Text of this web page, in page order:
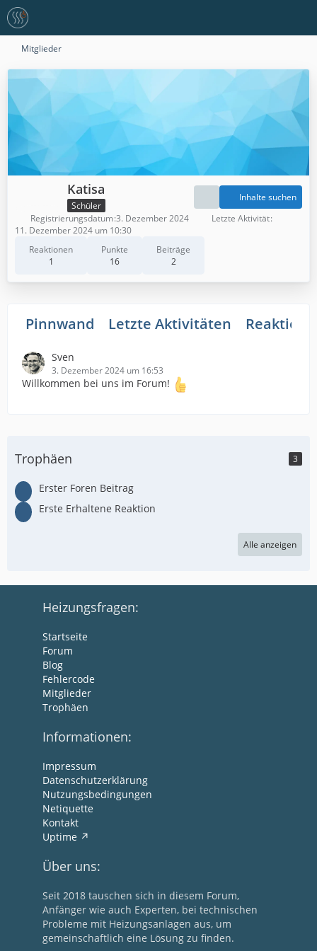
Mitglieder
Katisa
Schüler
Reaktionen
1
Punkte
16
Beiträge
2
Inhalte suchen
Registrierungsdatum 3. Dezember 2024
Letzte Aktivität
11. Dezember 2024 um 10:30
Pinnwand Letzte Aktivitäten
Sven
3. Dezember 2024 um 16:53
Willkommen bei uns im Forum!
Trophäen 3
Erster Foren Beitrag
Erste Erhaltene Reaktion
Alle anzeigen
Heizungsfragen:
Startseite
Forum
Blog
Fehlercode
Mitglieder
Trophäen
Informationen:
Impressum
Datenschutzerklärung
Nutzungsbedingungen
Netiquette
Kontakt
Uptime
Über uns:
Seit 2018 tauschen sich in diesem Forum,
Anfänger wie auch Experten, bei technischen
Probleme mit Heizungsanlagen aus, um
gemeinschaftlich eine Lösung zu finden.